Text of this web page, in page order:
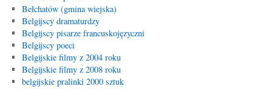
Bełchatów (gmina wiejska)
Belgijscy dramaturdzy
Belgijscy pisarze francuskojęzyczni
Belgijscy poeci
Belgijskie filmy z 2004 roku
Belgijskie filmy z 2008 roku
belgijskie pralinki 2000 sztuk